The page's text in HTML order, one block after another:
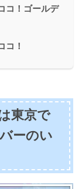
コ！ゴールデ
コ！
東京で
ーのい